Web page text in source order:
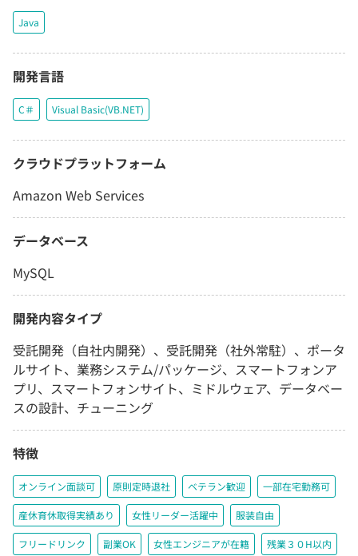
Java
開発言語
C＃ Visual Basic(VB.NET)
クラウドプラットフォーム
Amazon Web Services
データベース
MySQL
開発内容タイプ
受託開発（自社内開発）、受託開発（社外常駐）、ポータ
ルサイト、業務システム/パッケージ、スマートフォンア
プリ、スマートフォンサイト、ミドルウェア、データベー
スの設計、チューニング
特徴
オンライン面談可 原則定時退社 ベテラン歓迎 一部在宅勤務可
産休育休取得実績あり 女性リーダー活躍中 服装自由
フリードリンク 副業OK 女性エンジニアが在籍 残業３０H以内